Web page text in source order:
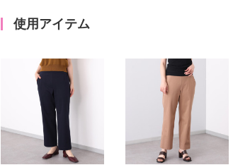
使用アイテム